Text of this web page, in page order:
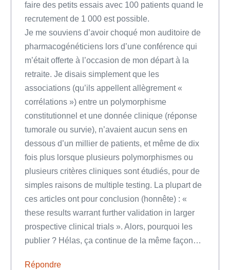
faire des petits essais avec 100 patients quand le
recrutement de 1 000 est possible.
Je me souviens d’avoir choqué mon auditoire de
pharmacogénéticiens lors d’une conférence qui
m’était offerte à l’occasion de mon départ à la
retraite. Je disais simplement que les
associations (qu’ils appellent allègrement «
corrélations ») entre un polymorphisme
constitutionnel et une donnée clinique (réponse
tumorale ou survie), n’avaient aucun sens en
dessous d’un millier de patients, et même de dix
fois plus lorsque plusieurs polymorphismes ou
plusieurs critères cliniques sont étudiés, pour de
simples raisons de multiple testing. La plupart de
ces articles ont pour conclusion (honnête) : «
these results warrant further validation in larger
prospective clinical trials ». Alors, pourquoi les
publier ? Hélas, ça continue de la même façon…
Répondre